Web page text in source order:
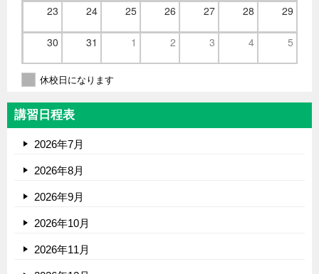
23 24 25 26 27 28 29
30 31 1 2 3 4 5
休校日になります
講習日程表
2026年7月
2026年8月
2026年9月
2026年10月
2026年11月